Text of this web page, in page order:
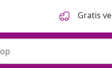
Gratis